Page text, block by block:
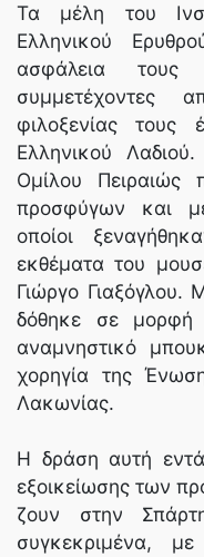
Τα μέλη του
Ελληνικού
ασφάλεια τους
συμμετέχοντες
φιλοξενίας
Ελληνικού
Ομίλου Πειραιώς
προσφύγων και
οποίοι
εκθέματα του
Γιώργο Γιαξόγλου.
δόθηκε σε μορφή
αναμνηστικό
χορηγία της
Λακωνίας.
Η δράση αυτή
εξοικείωσης των
ζουν στην
συγκεκριμένα,